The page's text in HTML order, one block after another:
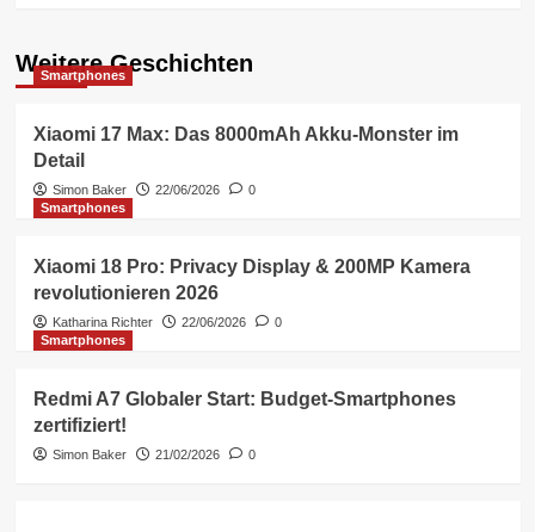
Weitere Geschichten
Smartphones
Xiaomi 17 Max: Das 8000mAh Akku-Monster im
Detail
Simon Baker 22/06/2026
0
Smartphones
Xiaomi 18 Pro: Privacy Display & 200MP Kamera
revolutionieren 2026
Katharina Richter 22/06/2026
0
Smartphones
Redmi A7 Globaler Start: Budget-Smartphones
zertifiziert!
Simon Baker 21/02/2026 0